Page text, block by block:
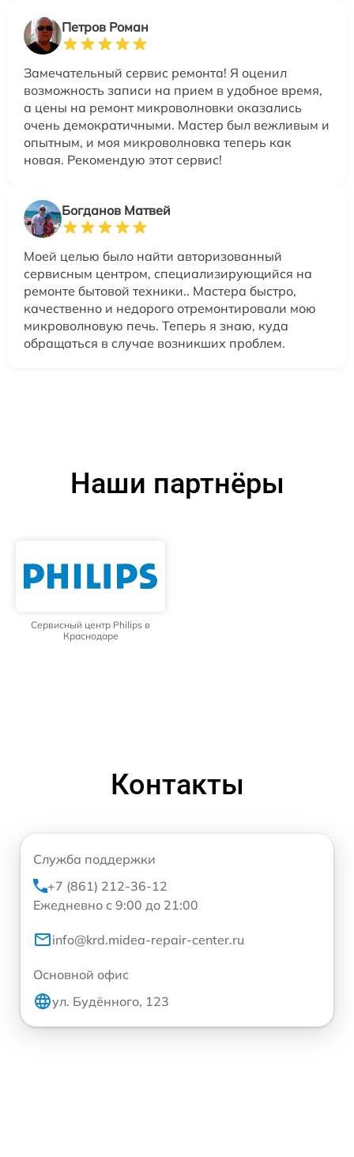
Петров Роман
Замечательный сервис ремонта! Я оценил
возможность записи на прием в удобное время,
а цены на ремонт микроволновки оказались
очень демократичными. Мастер был вежливым и
опытным, и моя микроволновка теперь как
новая. Рекомендую этот сервис!
Богданов Матвей
Моей целью было найти авторизованный
сервисным центром, специализирующийся на
ремонте бытовой техники.. Мастера быстро,
качественно и недорого отремонтировали мою
микроволновую печь. Теперь я знаю, куда
обращаться в случае возникших проблем.
Наши партнёры
Сервисный центр Philips в
Краснодаре
Контакты
Служба поддержки
+7 (861) 212-36-12
Ежедневно с 9:00 до 21:00
info@krd.midea-repair-center.ru
Основной офис
ул. Будённого, 123